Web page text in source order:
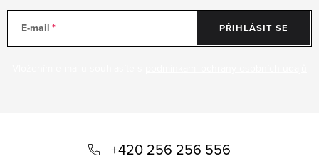
E-mail PŘIHLÁSIT SE
+420 256 256 556